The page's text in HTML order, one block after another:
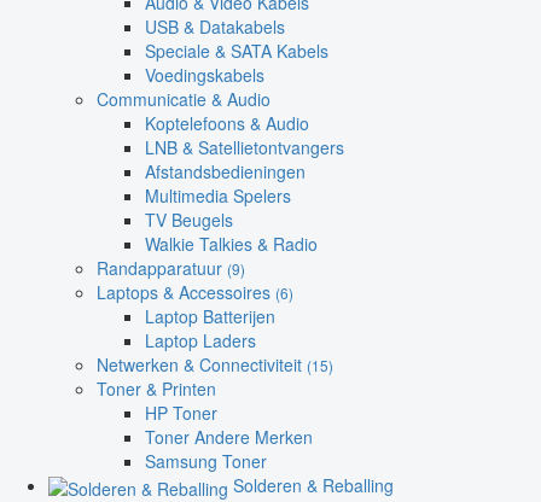
USB & Datakabels
Speciale & SATA Kabels
Voedingskabels
Communicatie & Audio
Koptelefoons & Audio
LNB & Satellietontvangers
Afstandsbedieningen
Multimedia Spelers
TV Beugels
Walkie Talkies & Radio
Randapparatuur (9)
Laptops & Accessoires (6)
Laptop Batterijen
Laptop Laders
Netwerken & Connectiviteit (15)
Toner & Printen
HP Toner
Toner Andere Merken
Samsung Toner
Solderen & Reballing